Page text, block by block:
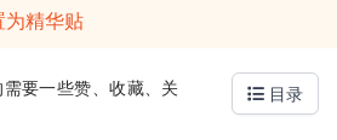
精华贴
目录
要一些赞、收藏、关